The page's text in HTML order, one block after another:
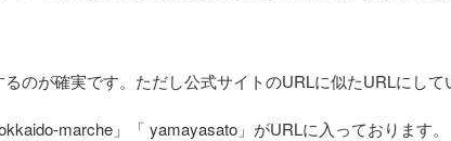
のが確実です。ただし公式サイトのURLに似たURLにして
marche」「 yamayasato」がURLに入っております。